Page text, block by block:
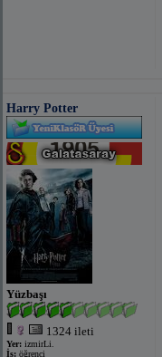
Harry Potter
Yüzbaşı
1324 ileti
Yer: izmirLi.
İş: öğrenci